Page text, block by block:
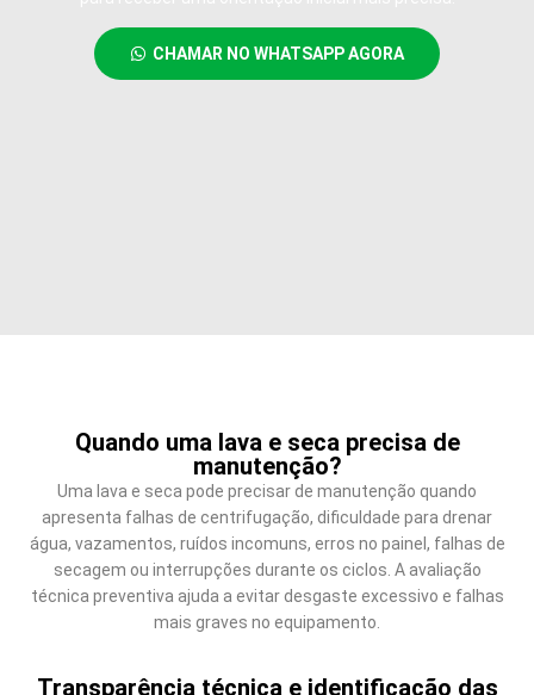
CHAMAR NO WHATSAPP AGORA
Quando uma lava e seca precisa de
manutenção?
Uma lava e seca pode precisar de manutenção quando
apresenta falhas de centrifugação, dificuldade para drenar
água, vazamentos, ruídos incomuns, erros no painel, falhas de
secagem ou interrupções durante os ciclos. A avaliação
técnica preventiva ajuda a evitar desgaste excessivo e falhas
mais graves no equipamento.
Transparência técnica e identificação das